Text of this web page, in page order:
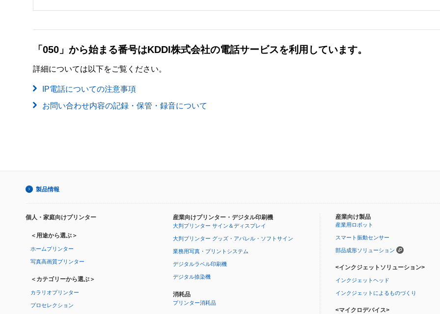
「050」から始まる番号はKDDI株式会社の電話サービスを利用しています。
詳細については以下をご覧ください。
IP電話についての注意事項
お問い合わせ内容の記録・保管・録音について
製品情報
個人・家庭向けプリンター
＜用途から選ぶ＞
ホームプリンター
写真高画質プリンター
＜カテゴリーから選ぶ＞
カラリオプリンター
プロセレクション
産業向けプリンター・デジタル印刷機
大判プリンター サイン＆ディスプレイ
大判プリンター グッズ・アパレル・ソフトサイン
業務用写真・プリントシステム
デジタルラベル印刷機
デジタル捺染機
消耗品
プリンター消耗品
産業向け製品
産業用ロボット
スマート振動センサー
部品成形ソリューション
<インクジェットソリューション>
インクジェットヘッド
インクジェットによるものづくり
<マイクロデバイス>